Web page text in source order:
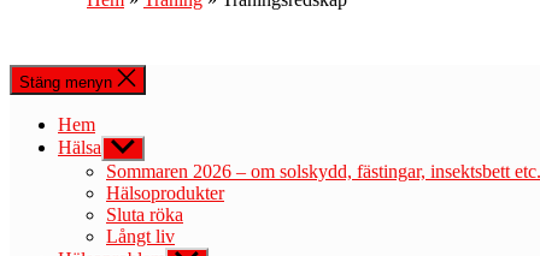
Stäng menyn
Hem
Hälsa Visa
undermeny
Sommaren 2026 – om solskydd, fästingar, insektsbett etc.
Hälsoprodukter
Sluta röka
Långt liv